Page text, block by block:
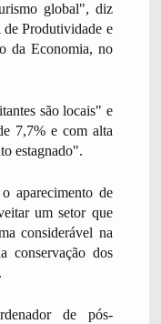
global", diz
de Produtividade e
da Economia, no
são locais" e
7,7% e com alta
estagnado".
aparecimento de
um setor que
considerável na
conservação dos
de pós-